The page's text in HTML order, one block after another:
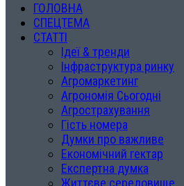
ГОЛОВНА
СПЕЦТЕМА
СТАТТІ
Ідеї & тренди
Інфраструктура ринку
Агромаркетинг
Агрономія Сьогодні
Агрострахування
Гість номера
Думки про важливе
Економічний гектар
Експертна думка
Життєве середовище